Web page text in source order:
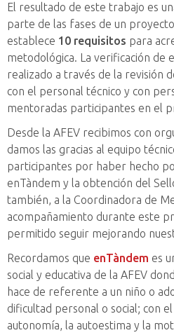
El resultado de este trabajo es
parte de las fases de un
establece 10 requisitos para
metodológica. La verificación de
realizado a través de la revisión
con el personal técnico y con
mentoradas participantes en el
Desde la AFEV recibimos con
damos las gracias al equipo
participantes por haber hecho
enTàndem y la obtención del
también, a la Coordinadora de
acompañamiento durante este
permitido seguir mejorando
Recordamos que enTàndem es
social y educativa de la AFEV
hace de referente a un niño o
dificultad personal o social; con
autonomía, la autoestima y la